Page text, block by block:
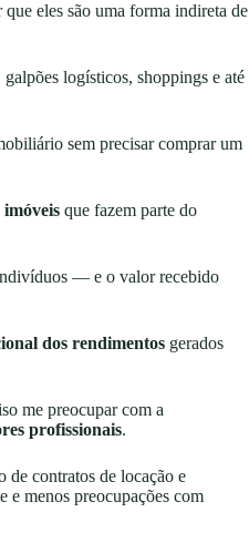
eles são uma forma indireta de
logísticos, shoppings e até
sem precisar comprar um
imóveis que fazem parte do
— e o valor recebido
dos rendimentos gerados
me preocupar com a
profissionais.
de contratos de locação e
e menos preocupações com